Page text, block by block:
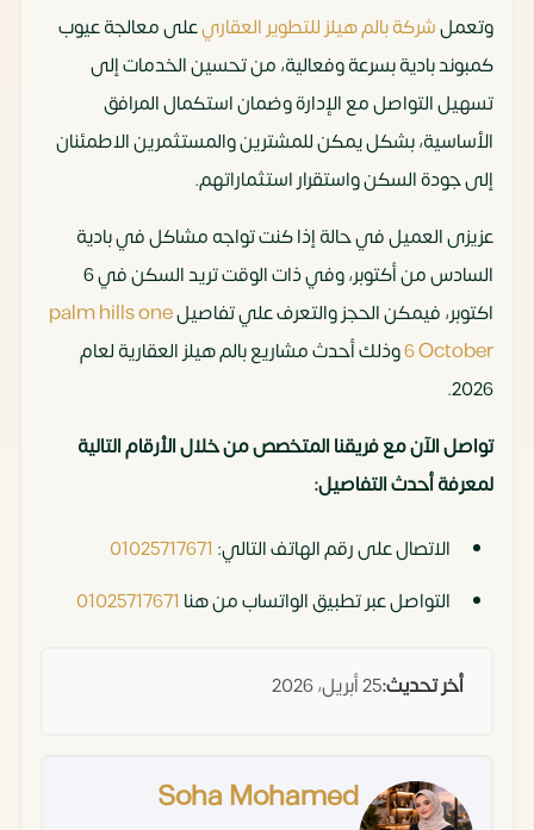
وتعملشركة بالم هيلز للتطوير العقاريعلى معالجة عيوب
كمبوند بادية بسرعة وفعالية، من تحسين الخدمات إلى
تسهيل التواصل مع الإدارة وضمان استكمال المرافق
الأساسية، بشكل يمكن للمشترين والمستثمرين الاطمئنان
إلى جودة السكن واستقرار استثماراتهم.
عزيزى العميل في حالة إذا كنت تواجه مشاكل في بادية
السادس من أكتوبر، وفي ذات الوقت تريد السكن في 6
اكتوبر، فيمكن الحجز والتعرف علي تفاصيلpalm hills one
6 Octoberوذلك أحدث مشاريع بالم هيلز العقارية لعام
2026.
تواصل الآن مع فريقنا المتخصص من خلال الأرقام التالية
لمعرفة أحدث التفاصيل:
الاتصال على رقم الهاتف التالي: 01025717671
التواصل عبر تطبيق الواتساب من هنا 01025717671
أخر تحديث:25 أبريل، 2026
Soha Mohamed